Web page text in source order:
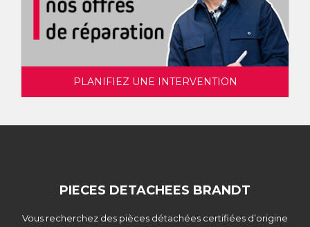
PLANIFIEZ UNE INTERVENTION
PIECES DETACHEES BRANDT
Vous recherchez des pièces détachées certifiées d’origine